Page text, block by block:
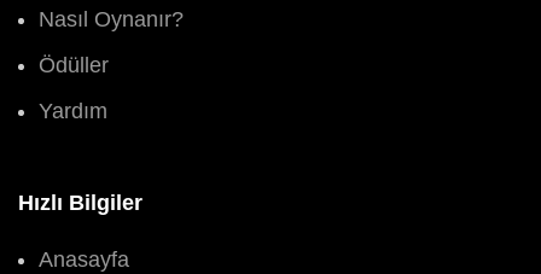
Nasıl Oynanır?
Ödüller
Yardım
Hızlı Bilgiler
Anasayfa